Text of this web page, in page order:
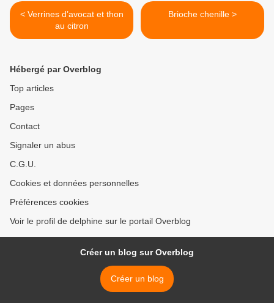
< Verrines d’avocat et thon
au citron
Brioche chenille >
Hébergé par Overblog
Top articles
Pages
Contact
Signaler un abus
C.G.U.
Cookies et données personnelles
Préférences cookies
Voir le profil de delphine sur le portail Overblog
Créer un blog sur Overblog
Créer un blog